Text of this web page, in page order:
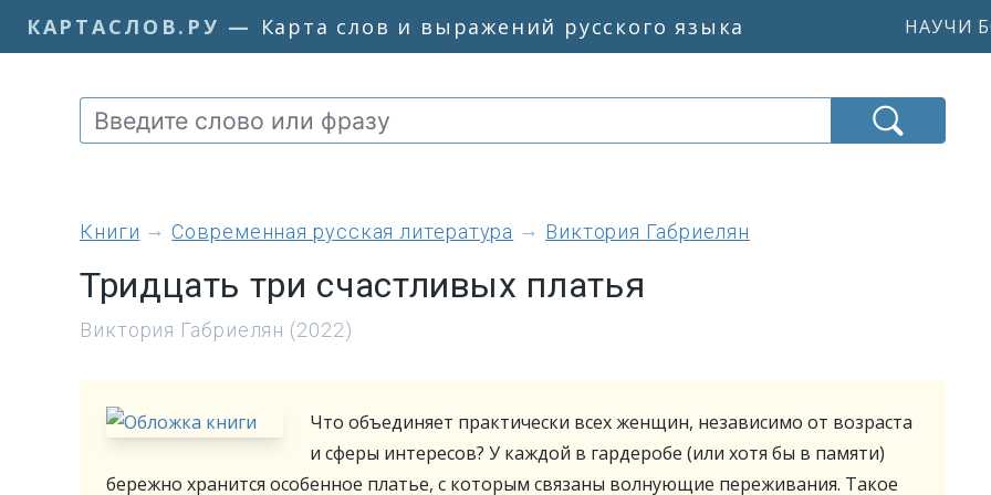
КАРТАСЛОВ.РУ — Карта слов и выражений русского языка НАУЧИ
книги Современная русская литература Виктория Габриелян
Тридцать три счастливых платья
Виктория Габриелян (2022)
Что объединяет практически всех женщин, независимо от возраста
и сферы интересов? У каждой в гардеробе (или хотя бы в памяти)
бережно хранится особенное платье, с которым связаны волнующие переживания. Такое